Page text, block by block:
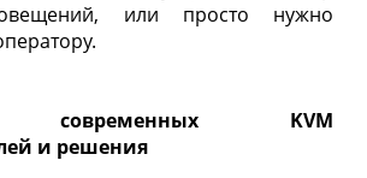
или просто нужно
современных KVM
и решения